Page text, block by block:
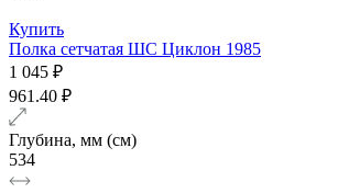
Купить
Полка сетчатая ШС Циклон 1985
1 045 ₽
961.40 ₽
Глубина, мм (см)
534